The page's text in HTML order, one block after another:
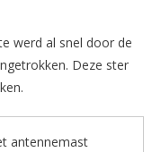
werd al snel door de
Deze ster
antennemast